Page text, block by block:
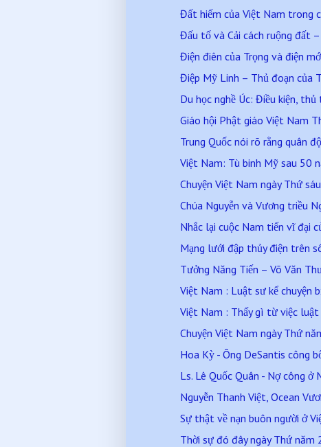
Đất hiếm của Việt Nam trong
Đấu tố và Cải cách ruộng đất
Điện điên của Trọng và điện
Điệp Mỹ Linh – Thủ đoạn của
Du học nghề Úc: Điều kiện,
Giáo hội Phật giáo Việt Nam
Trung Quốc nói rõ rằng quân
Việt Nam: Tù binh Mỹ sau 50
Chuyện Việt Nam ngày Thứ
Chúa Nguyễn và Vương triều
Nhắc lại cuộc Nam tiến vĩ đại
Mạng lưới đập thủy điện trên
Tưởng Năng Tiến – Võ Văn
Việt Nam : Luật sư kể chuyện
Việt Nam : Thấy gì từ việc luật
Chuyện Việt Nam ngày Thứ
Hoa Kỳ - Ông DeSantis công
Ls. Lê Quốc Quân - Nợ công ở
Nguyễn Thanh Việt, Ocean
Sự thật về nạn buôn người ở
Thời sự đó đây ngày Thứ